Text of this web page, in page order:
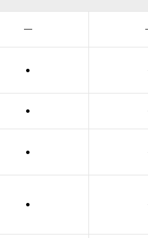
—
●
●
●
●